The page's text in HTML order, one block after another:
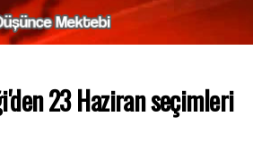
23 Haziran seçimleri